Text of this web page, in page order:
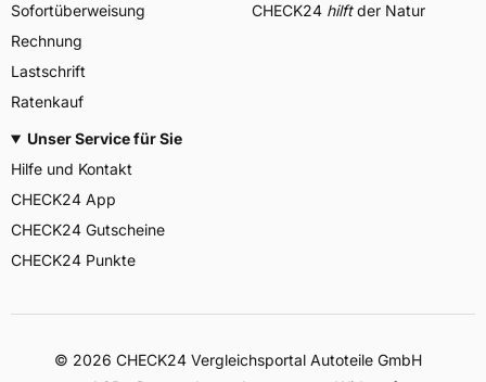
Sofortüberweisung
Rechnung
Lastschrift
Ratenkauf
CHECK24 hilftder Natur
Unser Service für Sie
Hilfe und Kontakt
CHECK24 App
CHECK24 Gutscheine
CHECK24 Punkte
© 2026 CHECK24 Vergleichsportal Autoteile GmbH